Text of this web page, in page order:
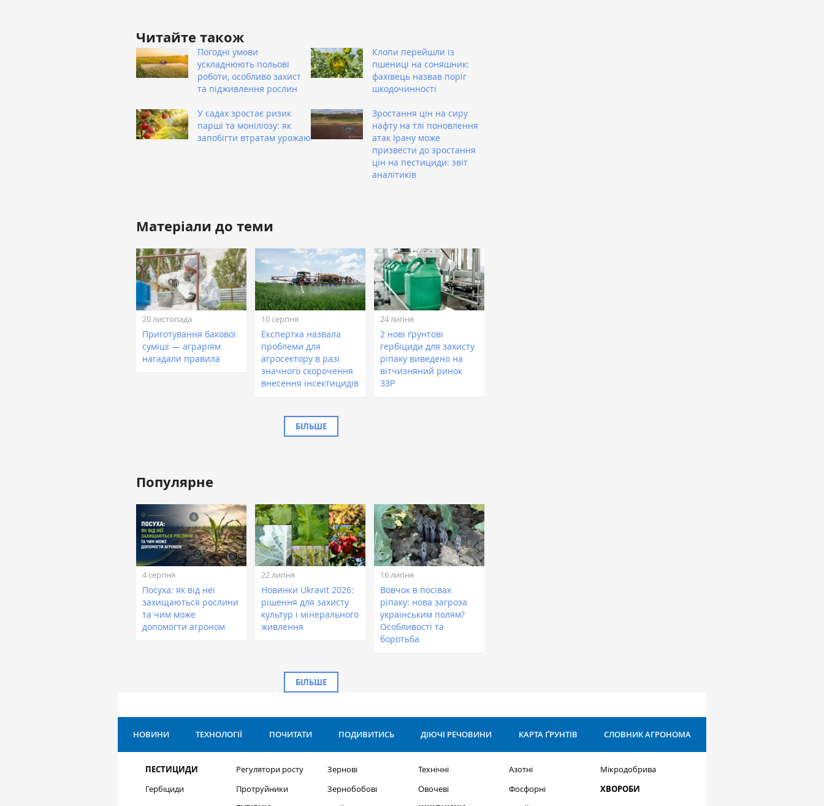
Читайте також
Погодні умови
ускладнюють польові
роботи, особливо захист
та підживлення рослин
Клопи перейшли із
пшениці на соняшник:
фахівець назвав поріг
шкодочинності
У садах зростає ризик
парші та моніліозу: як
запобігти втратам урожаю
Зростання цін на сиру
нафту на тлі поновлення
атак Ірану може
призвести до зростання
цін на пестициди: звіт
аналітиків
Матеріали до теми
20 листопада
Приготування бакової
суміші — аграріям
нагадали правила
10 серпня
Експертка назвала
проблеми для
агросектору в разі
значного скорочення
внесення інсектицидів
24 липня
2 нові ґрунтові
гербіциди для захисту
ріпаку виведено на
вітчизняний ринок
ЗЗР
БІЛЬШЕ
Популярне
4 серпня
Посуха: як від неї
захищаються рослини
та чим може
допомогти агроном
22 липня
Новинки Ukravit 2026:
рішення для захисту
культур і мінерального
живлення
16 липня
Вовчок в посівах
ріпаку: нова загроза
українським полям?
Особливості та
боротьба
БІЛЬШЕ
НОВИНИ ТЕХНОЛОГІЇ ПОЧИТАТИ ПОДИВИТИСЬ ДІЮЧІ РЕЧОВИНИ КАРТА ҐРУНТІВ СЛОВНИК АГРОНОМА
ПЕСТИЦИДИ
Гербіциди
Регулятори росту
Протруйники
Зернові
Зернобобові
Технічні
Овочеві
Азотні
Фосфорні
Мікродобрива
ХВОРОБИ